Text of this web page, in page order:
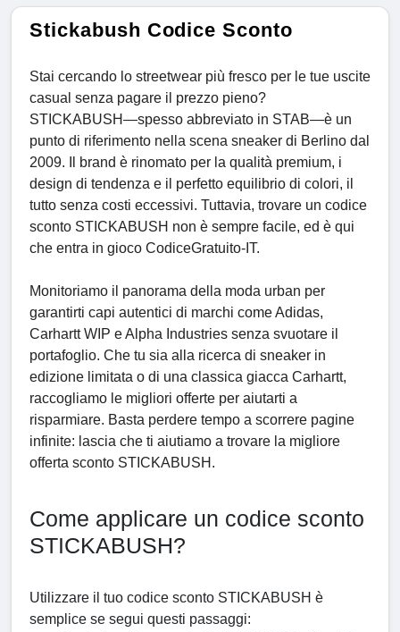
Stickabush Codice Sconto
Stai cercando lo streetwear più fresco per le tue uscite
casual senza pagare il prezzo pieno?
STICKABUSH—spesso abbreviato in STAB—è un
punto di riferimento nella scena sneaker di Berlino dal
2009. Il brand è rinomato per la qualità premium, i
design di tendenza e il perfetto equilibrio di colori, il
tutto senza costi eccessivi. Tuttavia, trovare un codice
sconto STICKABUSH non è sempre facile, ed è qui
che entra in gioco CodiceGratuito-IT.
Monitoriamo il panorama della moda urban per
garantirti capi autentici di marchi come Adidas,
Carhartt WIP e Alpha Industries senza svuotare il
portafoglio. Che tu sia alla ricerca di sneaker in
edizione limitata o di una classica giacca Carhartt,
raccogliamo le migliori offerte per aiutarti a
risparmiare. Basta perdere tempo a scorrere pagine
infinite: lascia che ti aiutiamo a trovare la migliore
offerta sconto STICKABUSH.
Come applicare un codice sconto
STICKABUSH?
Utilizzare il tuo codice sconto STICKABUSH è
semplice se segui questi passaggi: